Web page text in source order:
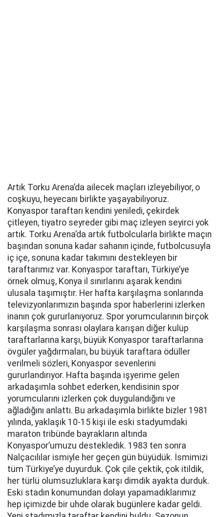
Artık Torku Arena’da ailecek maçları izleyebiliyor, o
coşkuyu, heyecanı birlikte yaşayabiliyoruz.
Konyaspor taraftarı kendini yeniledi, çekirdek
çitleyen, tiyatro seyreder gibi maç izleyen seyirci yok
artık. Torku Arena’da artık futbolcularla birlikte maçın
başından sonuna kadar sahanın içinde, futbolcusuyla
iç içe, sonuna kadar takımını destekleyen bir
taraftarımız var. Konyaspor taraftarı, Türkiye’ye
örnek olmuş, Konya il sınırlarını aşarak kendini
ulusala taşımıştır. Her hafta karşılaşma sonlarında
televizyonlarımızın başında spor haberlerini izlerken
inanın çok gururlanıyoruz. Spor yorumcularının birçok
karşılaşma sonrası olaylara karışan diğer kulüp
taraftarlarına karşı, büyük Konyaspor taraftarlarına
övgüler yağdırmaları, bu büyük taraftara ödüller
verilmeli sözleri, Konyaspor sevenlerini
gururlandırıyor. Hafta başında işyerime gelen
arkadaşımla sohbet ederken, kendisinin spor
yorumcularını izlerken çok duygulandığını ve
ağladığını anlattı. Bu arkadaşımla birlikte bizler 1981
yılında, yaklaşık 10-15 kişi ile eski stadyumdaki
maraton tribünde bayrakların altında
Konyaspor’umuzu destekledik. 1983 ten sonra
Nalçacılılar ismiyle her geçen gün büyüdük. İsmimizi
tüm Türkiye’ye duyurduk. Çok çile çektik, çok itildik,
her türlü olumsuzluklara karşı dimdik ayakta durduk.
Eski stadın konumundan dolayı yapamadıklarımız
hep içimizde bir uhde olarak bugünlere kadar geldi.